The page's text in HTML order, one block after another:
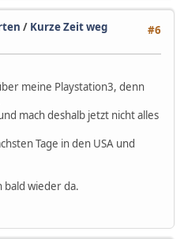
#6
/ Kurze Zeit weg
meine Playstation3, denn
mach deshalb jetzt nicht alles
Tage in den USA und
bald wieder da.